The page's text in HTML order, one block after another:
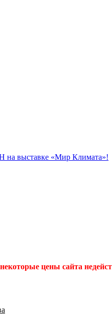
на выставке «Мир Климата»!
цены сайта